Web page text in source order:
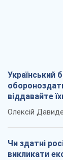
Український
віддавайте
Олексій
Чи здатні
викликати